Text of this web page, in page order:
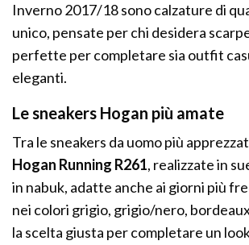
Inverno 2017/18 sono calzature di
unico, pensate per chi desidera
perfette per completare sia outfit
eleganti.
Le sneakers Hogan più amate
Tra le sneakers da uomo più
Hogan Running R261, realizzate in
in nabuk, adatte anche ai giorni più
nei colori grigio, grigio/nero,
la scelta giusta per completare un